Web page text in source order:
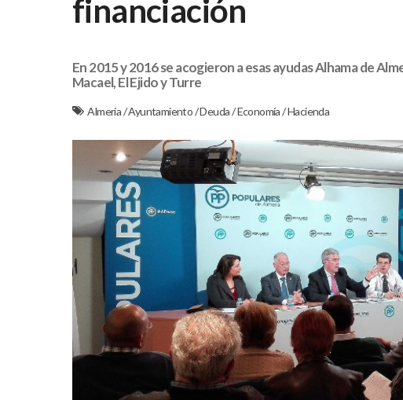
financiación
En 2015 y 2016 se acogieron a esas ayudas Alhama de
Macael, El Ejido y Turre
Almería/Ayuntamiento/Deuda/Economía/Hacienda